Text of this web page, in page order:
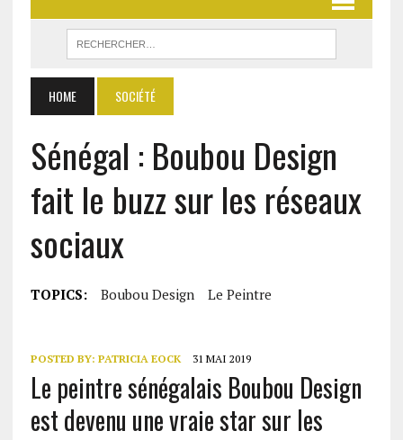
HOME SOCIÉTÉ
Sénégal : Boubou Design
fait le buzz sur les réseaux
sociaux
TOPICS: Boubou Design Le Peintre
POSTED BY: PATRICIA EOCK 31 MAI 2019
Le peintre sénégalais Boubou Design
est devenu une vraie star sur les